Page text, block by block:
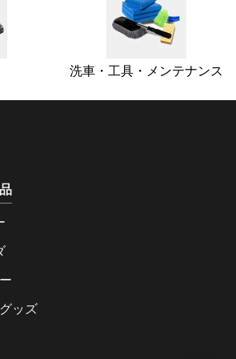
洗車・工具・メンテナンス
ッズ